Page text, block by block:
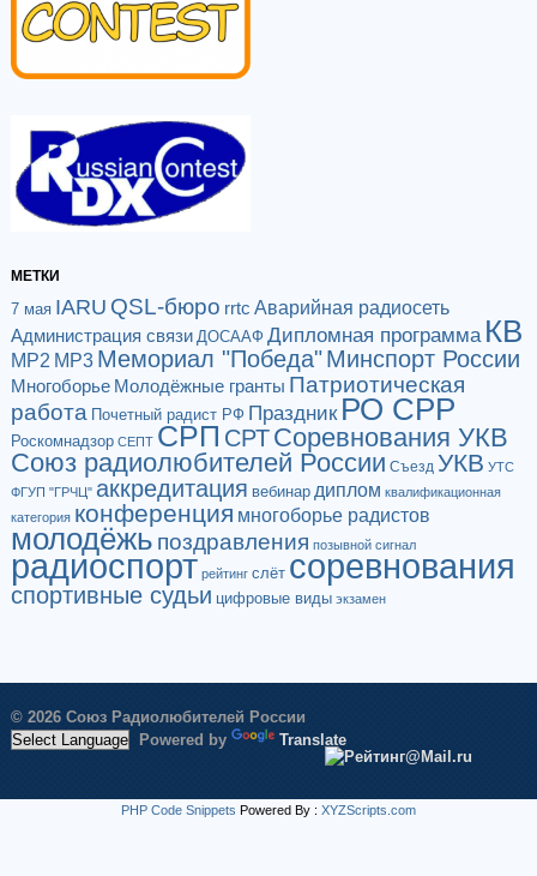
МЕТКИ
7 мая IARU QSL-бюро rrtc Аварийная радиосеть
Администрация связи ДОСААФ Дипломная программа КВ
МР2 МР3 Мемориал "Победа"Минспорт России
Многоборье Молодёжные гранты Патриотическая
работа Почетный радист РФ Праздник РО СРР
Роскомнадзор СЕПТ СРП СРТСоревнования УКВ
Союз радиолюбителей России Съезд УКВ УТС
ФГУП "ГРЧЦ" аккредитация вебинар диплом квалификационная
категория конференция многоборье радистов
молодёжь поздравления позывной сигнал
радиоспорт рейтинг слёт соревнования
спортивные судьи цифровые виды экзамен
© 2026 Союз Радиолюбителей России
Powered by
Translate
PHP Code Snippets Powered By : XYZScripts.com